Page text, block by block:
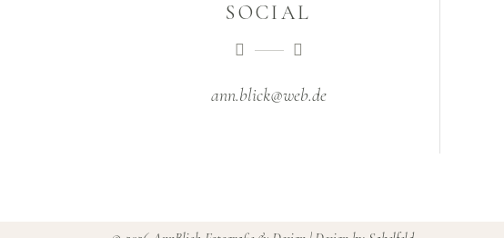
SOCIAL
ann.blick@web.de